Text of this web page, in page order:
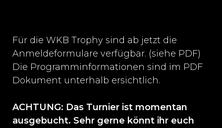
Für die WKB Trophy sind ab jetzt die
Anmeldeformulare verfügbar. (siehe PDF)
Die Programminformationen sind im PDF
Dokument unterhalb ersichtlich.
ACHTUNG: Das Turnier ist momentan
ausgebucht. Sehr gerne könnt ihr euch